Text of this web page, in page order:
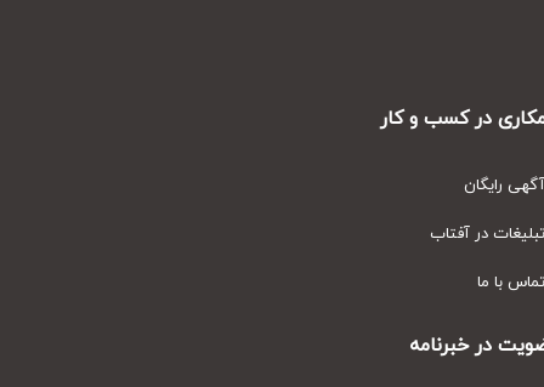
در کسب و کار
رایگان
در آفتاب
با ما
در خبرنامه